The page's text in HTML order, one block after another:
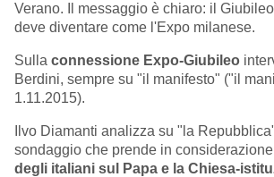
Verano. Il messaggio è chiaro: il
deve diventare come l'Expo milanese.
Sulla connessione Expo-Giubileo
Berdini, sempre su "il manifesto" ("il
1.11.2015).
Ilvo Diamanti analizza su "la
sondaggio che prende in considerazione
degli italiani sul Papa e la Chiesa-